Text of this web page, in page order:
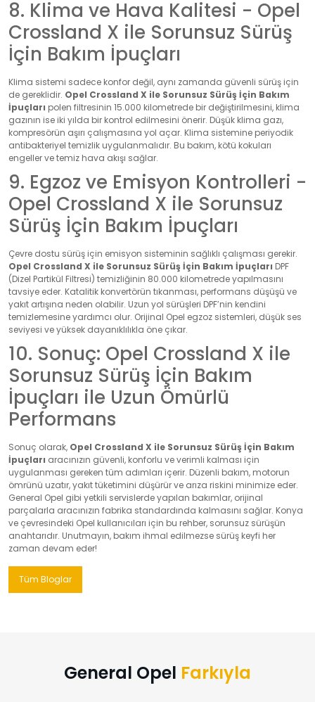
8. Klima ve Hava Kalitesi - Opel
Crossland X ile Sorunsuz Sürüş
İçin Bakım İpuçları
Klima sistemi sadece konfor değil, aynı zamanda güvenli sürüş için
de gereklidir. Opel Crossland X ile Sorunsuz Sürüş İçin Bakım
İpuçları polen filtresinin 15.000 kilometrede bir değiştirilmesini, klima
gazının ise iki yılda bir kontrol edilmesini önerir. Düşük klima gazı,
kompresörün aşırı çalışmasına yol açar. Klima sistemine periyodik
antibakteriyel temizlik uygulanmalıdır. Bu bakım, kötü kokuları
engeller ve temiz hava akışı sağlar.
9. Egzoz ve Emisyon Kontrolleri -
Opel Crossland X ile Sorunsuz
Sürüş İçin Bakım İpuçları
Çevre dostu sürüş için emisyon sisteminin sağlıklı çalışması gerekir.
Opel Crossland X ile Sorunsuz Sürüş İçin Bakım İpuçları DPF
(Dizel Partikül Filtresi) temizliğinin 80.000 kilometrede yapılmasını
tavsiye eder. Katalitik konvertörün tıkanması, performans düşüşü ve
yakıt artışına neden olabilir. Uzun yol sürüşleri DPF’nin kendini
temizlemesine yardımcı olur. Orijinal Opel egzoz sistemleri, düşük ses
seviyesi ve yüksek dayanıklılıkla öne çıkar.
10. Sonuç: Opel Crossland X ile
Sorunsuz Sürüş İçin Bakım
İpuçları ile Uzun Ömürlü
Performans
Sonuç olarak, Opel Crossland X ile Sorunsuz Sürüş İçin Bakım
İpuçları aracınızın güvenli, konforlu ve verimli kalması için
uygulanması gereken tüm adımları içerir. Düzenli bakım, motorun
ömrünü uzatır, yakıt tüketimini düşürür ve arıza riskini minimize eder.
General Opel gibi yetkili servislerde yapılan bakımlar, orijinal
parçalarla aracınızın fabrika standardında kalmasını sağlar. Konya
ve çevresindeki Opel kullanıcıları için bu rehber, sorunsuz sürüşün
anahtarıdır. Unutmayın, bakım ihmal edilmezse sürüş keyfi her
zaman devam eder!
Tüm Bloglar
General Opel Farkıyla